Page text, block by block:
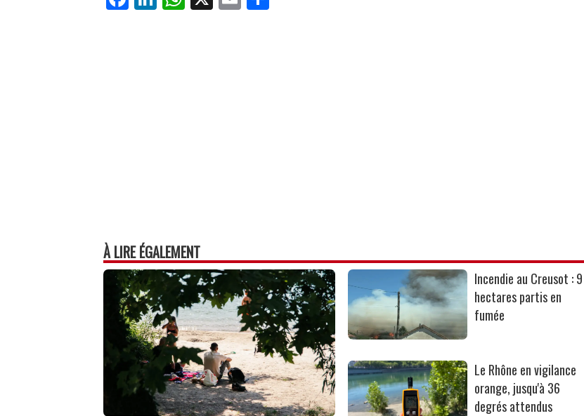
ce nk ha m
À LIRE ÉGALEMENT
Incendie au Creusot : 9
hectares partis en
fumée
Le Rhône en vigilance
orange, jusqu'à 36
degrés attendus